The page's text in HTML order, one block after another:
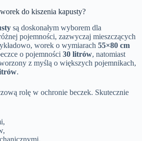
do kiszenia kapusty?
są doskonałym wyborem dla
pojemności, zazwyczaj mieszczących
worek o wymiarach 55×80 cm
o pojemności 30 litrów, natomiast
z myślą o większych pojemnikach,
.
rolę w ochronie beczek. Skutecznie